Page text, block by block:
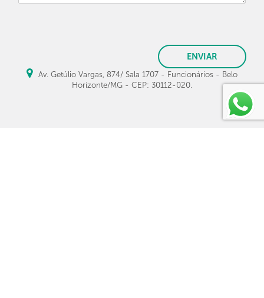
ENVIAR
Av. Getúlio Vargas, 874/ Sala 1707 - Funcionários - Belo
Horizonte/MG - CEP: 30112-020.